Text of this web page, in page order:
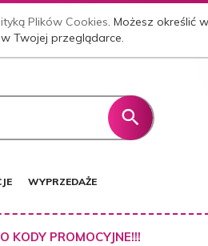
Plików Cookies. Możesz określić
Twojej przeglądarce.
WYPRZEDAŻE
KODY PROMOCYJNE!!!